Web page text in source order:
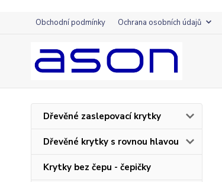
Obchodní podmínky Ochrana osobních údajů
Dřevěné zaslepovací krytky
Dřevěné krytky s rovnou hlavou
Krytky bez čepu - čepičky